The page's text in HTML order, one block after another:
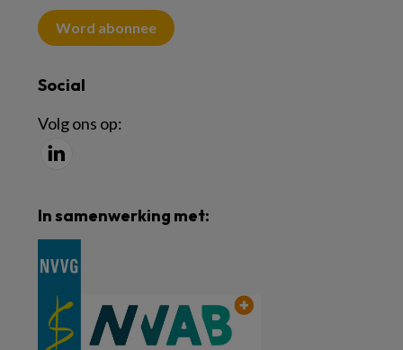
Word abonnee
Social
Volg ons op:
In samenwerking met: